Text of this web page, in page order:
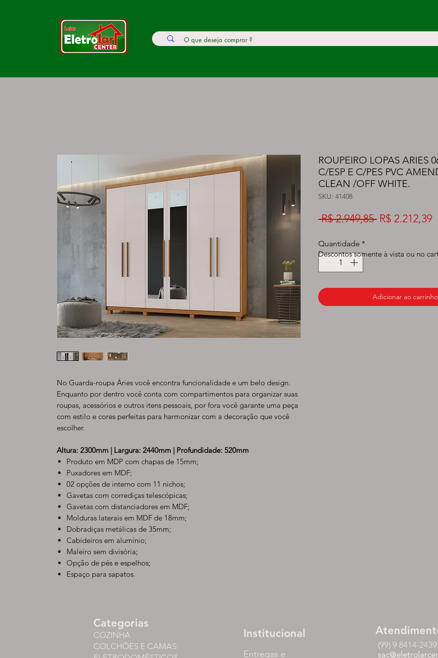
No Guarda-roupa Áries você encontra funcionalidade e um belo design.
Enquanto por dentro você conta com compartimentos para organizar suas
roupas, acessórios e outros itens pessoais, por fora você garante uma peça
com estilo e cores perfeitas para harmonizar com a decoração que você
escolher.
Altura: 2300mm | Largura: 2440mm | Profundidade: 520mm
Produto em MDP com chapas de 15mm;
Puxadores em MDF;
02 opções de interno com 11 nichos;
Gavetas com corrediças telescópicas;
Gavetas com distanciadores em MDF;
Molduras laterais em MDF de 18mm;
Dobradiças metálicas de 35mm;
Cabideiros em alumínio;
Maleiro sem divisória;
Opção de pés e espelhos;
Espaço para sapatos.
ROUPEIRO LOPAS ARIES
C/ESP E C/PES PVC
CLEAN /OFF WHITE.
SKU: 41408
R$ 2.949,85 Preço
R$ 2.212,39
Quantidade *
Adicionar ao carrinho
Descontos somente à vista ou no
Categorias
COZINHA
COLCHÕES E CAMAS
Institucional
Entregas e
(99) 9 8414-2439